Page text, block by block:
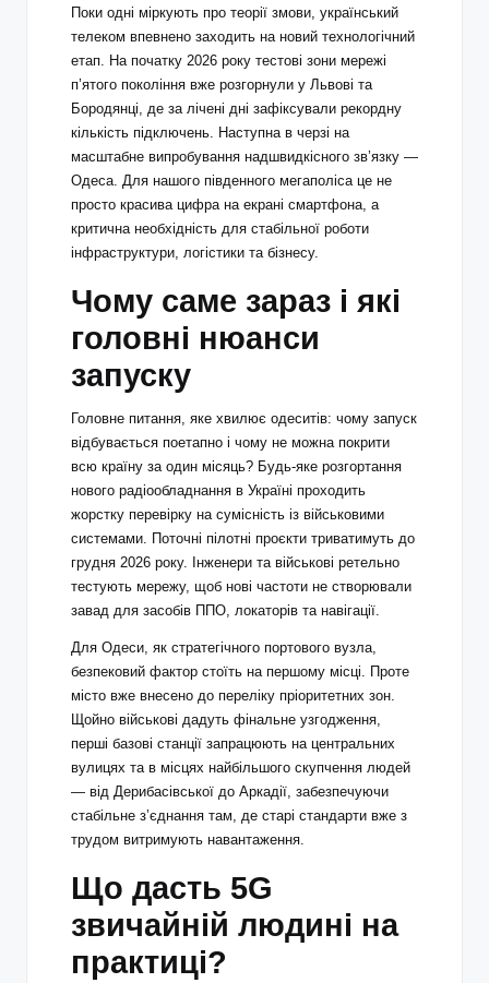
Поки одні міркують про теорії змови, український
телеком впевнено заходить на новий технологічний
етап. На початку 2026 року тестові зони мережі
п’ятого покоління вже розгорнули у Львові та
Бородянці, де за лічені дні зафіксували рекордну
кількість підключень. Наступна в черзі на
масштабне випробування надшвидкісного зв’язку —
Одеса. Для нашого південного мегаполіса це не
просто красива цифра на екрані смартфона, а
критична необхідність для стабільної роботи
інфраструктури, логістики та бізнесу.
Чому саме зараз і які
головні нюанси
запуску
Головне питання, яке хвилює одеситів: чому запуск
відбувається поетапно і чому не можна покрити
всю країну за один місяць? Будь-яке розгортання
нового радіообладнання в Україні проходить
жорстку перевірку на сумісність із військовими
системами. Поточні пілотні проєкти триватимуть до
грудня 2026 року. Інженери та військові ретельно
тестують мережу, щоб нові частоти не створювали
завад для засобів ППО, локаторів та навігації.
Для Одеси, як стратегічного портового вузла,
безпековий фактор стоїть на першому місці. Проте
місто вже внесено до переліку пріоритетних зон.
Щойно військові дадуть фінальне узгодження,
перші базові станції запрацюють на центральних
вулицях та в місцях найбільшого скупчення людей
— від Дерибасівської до Аркадії, забезпечуючи
стабільне з’єднання там, де старі стандарти вже з
трудом витримують навантаження.
Що дасть 5G
звичайній людині на
практиці?